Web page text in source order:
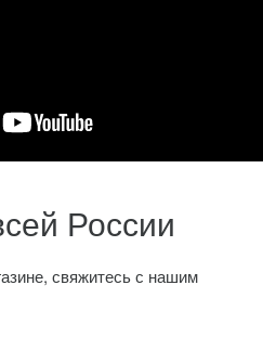
России
свяжитесь с нашим